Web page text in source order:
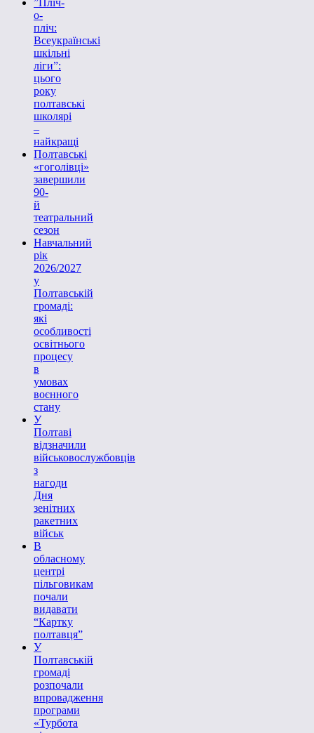
”Пліч-
о-
пліч:
Всеукраїнські
шкільні
ліги”:
цього
року
полтавські
школярі
–
найкращі
Полтавські
«гоголівці»
завершили
90-
й
театральний
сезон
Навчальний
рік
2026/2027
у
Полтавській
громаді:
які
особливості
освітнього
процесу
в
умовах
воєнного
стану
У
Полтаві
відзначили
військовослужбовців
з
нагоди
Дня
зенітних
ракетних
військ
В
обласному
центрі
пільговикам
почали
видавати
“Картку
полтавця”
У
Полтавській
громаді
розпочали
впровадження
програми
«Турбота